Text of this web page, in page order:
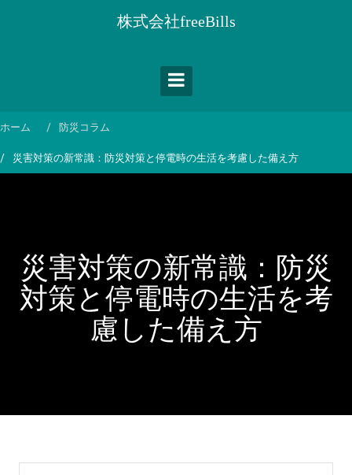
ス
ッ
株式会社freeBills
ホーム 防災コラム
災害対策の新常識：防災対策と停電時の生活を考慮した備え方
災害対策の新常識：防災
対策と停電時の生活を考
慮した備え方